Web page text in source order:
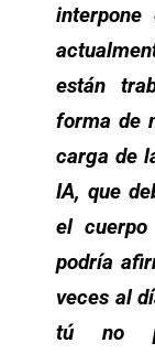
están
forma de
carga de
IA, que
el cuerpo
podría
veces al
tú no